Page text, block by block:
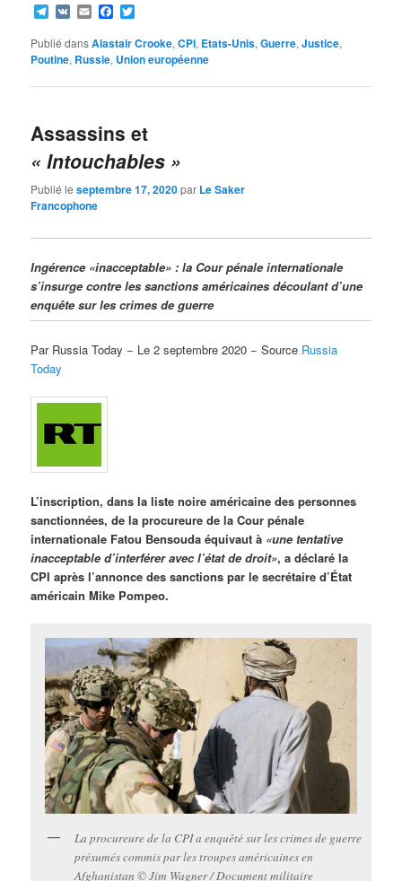
Telegram
VK EmailFacebook
Publié dansAlastair Crooke,CPI, Etats-Unis,Guerre,Justice,
Poutine, Russie, Union européenne
Assassins et
« Intouchables »
Publié leseptembre 17, 2020par Le Saker
Francophone
Ingérence «inacceptable» : la Cour pénale internationale
s’insurge contre les sanctions américaines découlant d’une
enquête sur les crimes de guerre
Par Russia Today − Le 2 septembre 2020 − Source Russia
Today
L’inscription, dans la liste noire américaine des personnes
sanctionnées, de la procureure de la Cour pénale
internationale Fatou Bensouda équivaut à «une tentative
inacceptable d’interférer avec l’état de droit», a déclaré la
CPI après l’annonce des sanctions par le secrétaire d’État
américain Mike Pompeo.
La procureure de la CPI a enquêté sur les crimes de guerre
présumés commis par les troupes américaines en
Afghanistan © Jim Wagner / Document militaire